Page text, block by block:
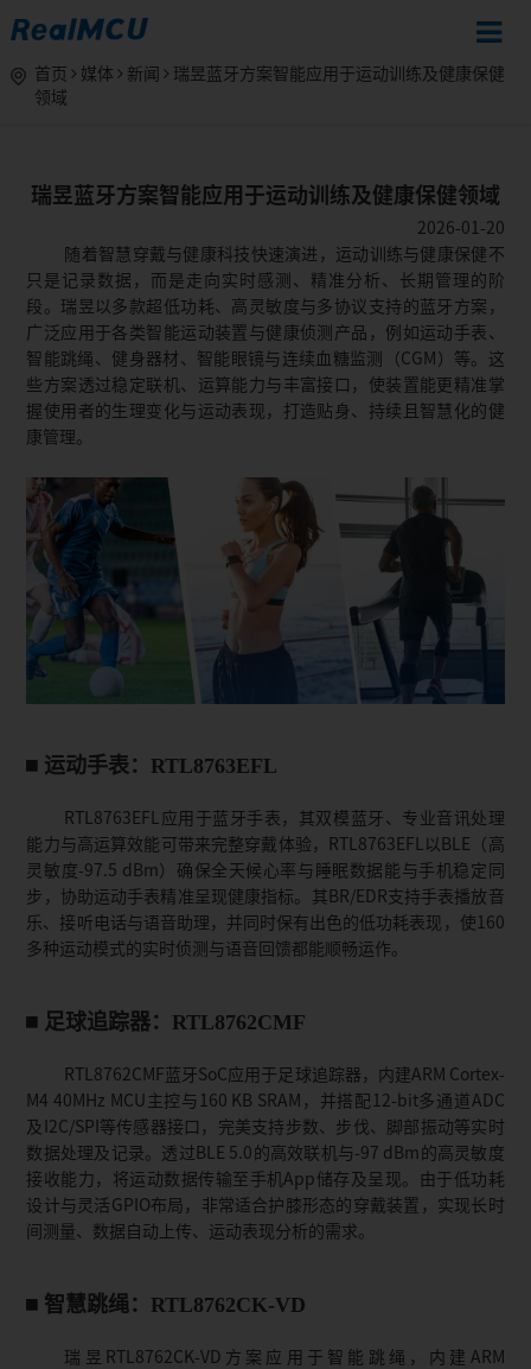
首页 媒体 新闻
瑞昱蓝牙方案智能应用于运动训练及健康保健
领域
瑞昱蓝牙方案智能应用于运动训练及健康保健领域
2026-01-20
随着智慧穿戴与健康科技快速演进，运动训练与健康保健不
只是记录数据，而是走向实时感测、精准分析、长期管理的阶
段。瑞昱以多款超低功耗、高灵敏度与多协议支持的蓝牙方案，
广泛应用于各类智能运动装置与健康侦测产品，例如运动手表、
智能跳绳、健身器材、智能眼镜与连续血糖监测（CGM）等。这
些方案透过稳定联机、运算能力与丰富接口，使装置能更精准掌
握使用者的生理变化与运动表现，打造贴身、持续且智慧化的健
康管理。
运动手表：RTL8763EFL
RTL8763EFL应用于蓝牙手表，其双模蓝牙、专业音讯处理
能力与高运算效能可带来完整穿戴体验，RTL8763EFL以BLE（高
灵敏度-97.5 dBm）确保全天候心率与睡眠数据能与手机稳定同
步，协助运动手表精准呈现健康指标。其BR/EDR支持手表播放音
乐、接听电话与语音助理，并同时保有出色的低功耗表现，使160
多种运动模式的实时侦测与语音回馈都能顺畅运作。
足球追踪器：RTL8762CMF
RTL8762CMF蓝牙SoC应用于足球追踪器，内建ARM Cortex-
M4 40MHz MCU主控与160 KB SRAM，并搭配12-bit多通道ADC
及I2C/SPI等传感器接口，完美支持步数、步伐、脚部振动等实时
数据处理及记录。透过BLE 5.0的高效联机与-97 dBm的高灵敏度
接收能力，将运动数据传输至手机App储存及呈现。由于低功耗
设计与灵活GPIO布局，非常适合护膝形态的穿戴装置，实现长时
间测量、数据自动上传、运动表现分析的需求。
智慧跳绳：RTL8762CK-VD
瑞昱RTL8762CK-VD方案应用于智能跳绳，内建ARM